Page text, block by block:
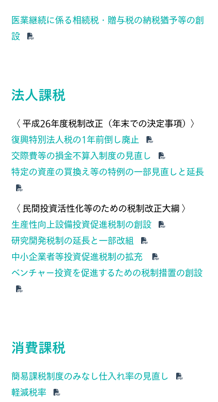
医業継続に係る相続税・贈与税の納税猶予等の創
設
法人課税
〈 平成26年度税制改正（年末での決定事項）〉
復興特別法人税の1年前倒し廃止
交際費等の損金不算入制度の見直し
特定の資産の買換え等の特例の一部見直しと延長
〈 民間投資活性化等のための税制改正大綱 〉
生産性向上設備投資促進税制の創設
研究開発税制の延長と一部改組
中小企業者等投資促進税制の拡充
ベンチャー投資を促進するための税制措置の創設
消費課税
簡易課税制度のみなし仕入れ率の見直し
軽減税率